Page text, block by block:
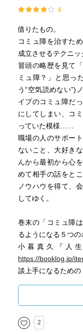
をみてみる。周り
・自分のキャラは他
・何か気になった
んでる人はかなり
ってる人は実はそう
4
借りたもの。
コミュ障を治すた
成立させるテクニッ
冒頭の略歴を見て
ミュ障？」と思っ
う“空気読めない”)
イプのコミュ障だ
にしてしまい、コ
っていた模様……
職場の人のサポー
ないこと、大好き
んから最初から心
めて相手の話をと
ノウハウを得て、
してゆく。
巻末の「コミュ障
るようになる５つの
小暮真久『人
https://booklog.jp/
談上手になるための
2